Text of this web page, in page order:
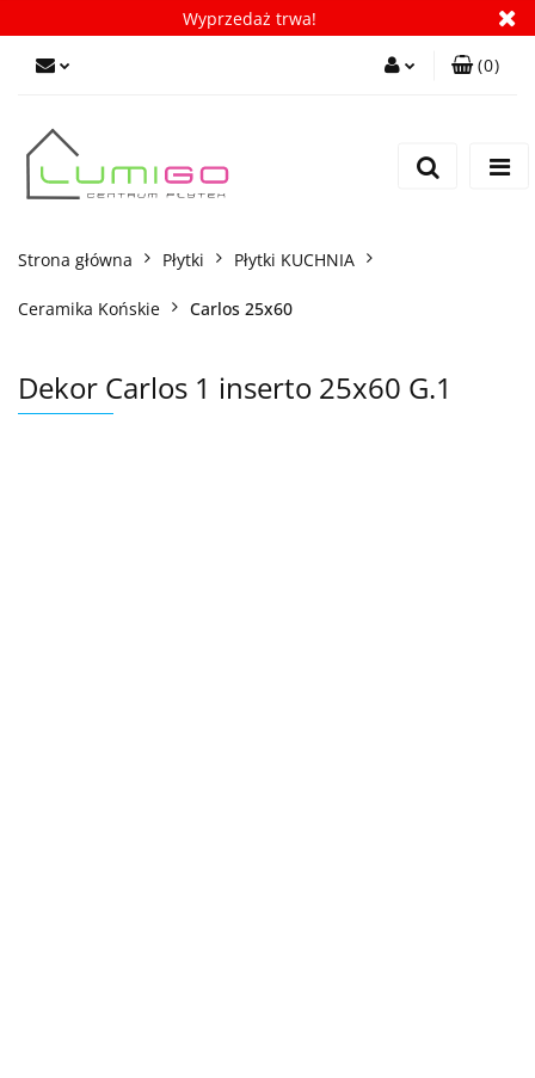
Wyprzedaż trwa!
(0)
Strona główna Płytki Płytki KUCHNIA
Ceramika Końskie Carlos 25x60
Dekor Carlos 1 inserto 25x60 G.1